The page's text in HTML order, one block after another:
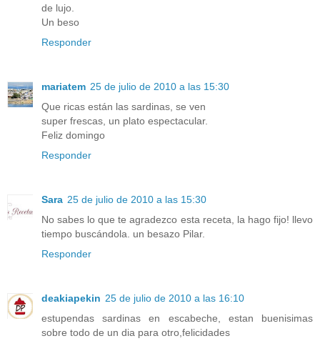
de lujo.
Un beso
Responder
mariatem 25 de julio de 2010 a las 15:30
Que ricas están las sardinas, se ven
super frescas, un plato espectacular.
Feliz domingo
Responder
Sara 25 de julio de 2010 a las 15:30
No sabes lo que te agradezco esta receta, la hago fijo! llevo
tiempo buscándola. un besazo Pilar.
Responder
deakiapekin 25 de julio de 2010 a las 16:10
estupendas sardinas en escabeche, estan buenisimas
sobre todo de un dia para otro,felicidades